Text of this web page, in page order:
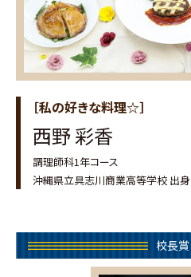
［私の好きな料理☆］
西野 彩香
調理師科1年コース
沖縄県立具志川商業高等学校 出身
校長賞